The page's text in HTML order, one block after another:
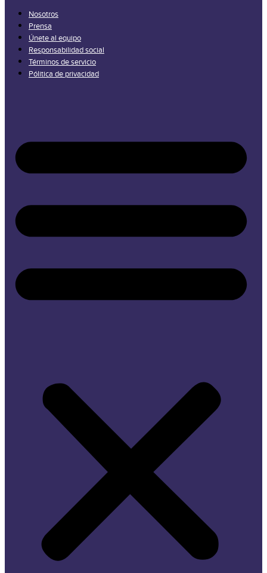
Nosotros
Prensa
Únete al equipo
Responsabilidad social
Términos de servicio
Pólitica de privacidad